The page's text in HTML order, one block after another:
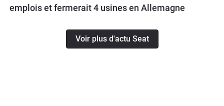
emplois et fermerait 4 usines en Allemagne
Voir plus d'actu Seat